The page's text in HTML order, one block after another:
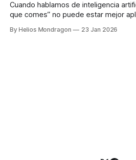
Cuando hablamos de inteligencia
que comes” no puede estar mejor
nueva del mercado: si los datos con
By Helios Mondragon 23 Jan 2026